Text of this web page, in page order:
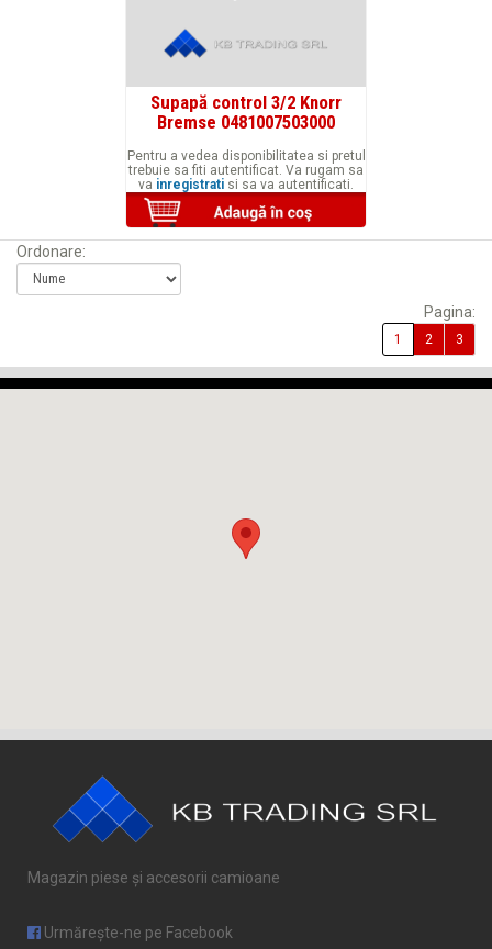
Supapă control 3/2 Knorr
Bremse 0481007503000
Pentru a vedea disponibilitatea si pretul
trebuie sa fiti autentificat. Va rugam sa
va inregistrati si sa va autentificati.
Ordonare:
Pagina:
1 2 3
Magazin piese și accesorii camioane
Urmărește-ne pe Facebook